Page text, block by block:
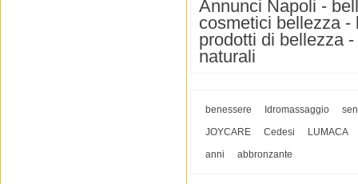
Annunci Napoli -
cosmetici bellezza -
prodotti di bellezza
naturali
benessere Idromassaggio
JOYCARE
Cedesi
LUMACA
anni
abbronzante